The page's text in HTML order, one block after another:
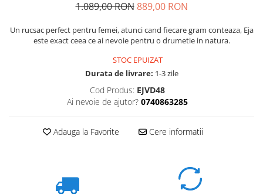
1.089,00 RON 889,00 RON
Un rucsac perfect pentru femei, atunci cand fiecare gram conteaza, Eja
este exact ceea ce ai nevoie pentru o drumetie in natura.
STOC EPUIZAT
Durata de livrare: 1-3 zile
Cod Produs: EJVD48
Ai nevoie de ajutor? 0740863285
Adauga la Favorite Cere informatii